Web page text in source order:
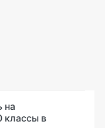
на
классы в